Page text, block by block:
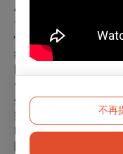
不再
Alexandre
予「…一位才華洋溢的
性與想像力及傑出精
鋼琴家陳昱諺出身於嘉
國立台南藝術大學研究
一流音樂學府雙碩士學
生音樂比賽高中A組鋼
樂系術科測驗鋼琴主修
Barletta青年音樂家國
際鋼琴大賽第二名。